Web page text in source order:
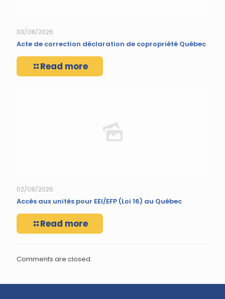
03/08/2026
Acte de correction déclaration de copropriété Québec
Read more
02/08/2026
Accès aux unités pour EEI/EFP (Loi 16) au Québec
Read more
Comments are closed.